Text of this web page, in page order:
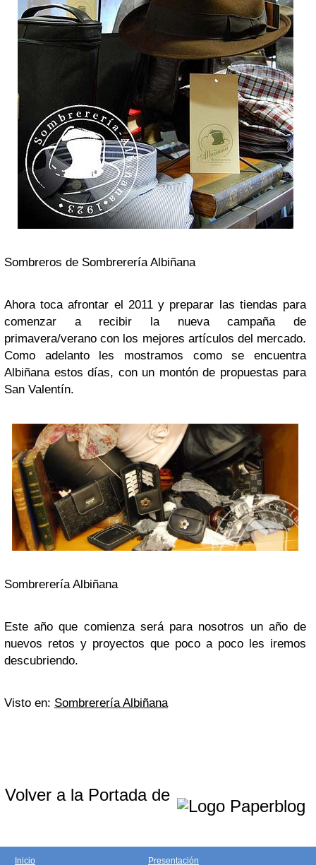
Sombreros de Sombrerería Albiñana
Ahora toca afrontar el 2011 y preparar las tiendas para
comenzar a recibir la nueva campaña de
primavera/verano con los mejores artículos del mercado.
Como adelanto les mostramos como se encuentra
Albiñana estos días, con un montón de propuestas para
San Valentín.
Sombrerería Albiñana
Este año que comienza será para nosotros un año de
nuevos retos y proyectos que poco a poco les iremos
descubriendo.
Visto en: Sombrerería Albiñana
Volver a la Portada de
Inicio Presentación